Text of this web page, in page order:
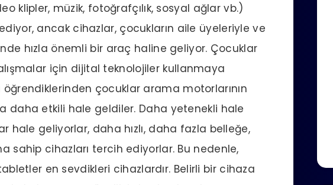
klipler, müzik, fotoğrafçılık, sosyal ağlar vb.)
ancak cihazlar, çocukların aile üyeleriyle ve
hızla önemli bir araç haline geliyor. Çocuklar
için dijital teknolojiler kullanmaya
öğrendiklerinden çocuklar arama motorlarının
daha etkili hale geldiler. Daha yetenekli hale
hale geliyorlar, daha hızlı, daha fazla belleğe,
sahip cihazları tercih ediyorlar. Bu nedenle,
en sevdikleri cihazlardır. Belirli bir cihaza